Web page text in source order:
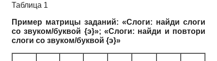
Таблица 1
Пример матрицы заданий: «Слоги: найди слоги
со звуком/буквой {э}»; «Слоги: найди и повтори
слоги со звуком/буквой {э}»